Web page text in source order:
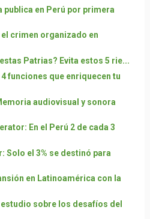
publica en Perú por primera
el crimen organizado en
Patrias? Evita estos 5 rie...
funciones que enriquecen tu
audiovisual y sonora
En el Perú 2 de cada 3
Solo el 3% se destinó para
en Latinoamérica con la
sobre los desafíos del